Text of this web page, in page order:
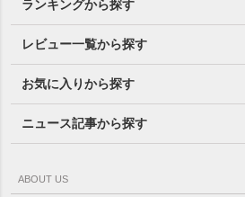
ランキングから探す
レビュー一覧から探す
お気に入りから探す
ニュース記事から探す
ABOUT US